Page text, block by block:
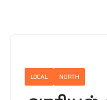
LOCAL NORTH